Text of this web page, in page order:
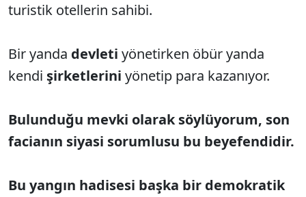
turistik otellerin sahibi.
Bir yanda devleti yönetirken öbür yanda
kendi şirketlerini yönetip para kazanıyor.
Bulunduğu mevki olarak söylüyorum, son
facianın siyasi sorumlusu bu beyefendidir.
Bu yangın hadisesi başka bir demokratik